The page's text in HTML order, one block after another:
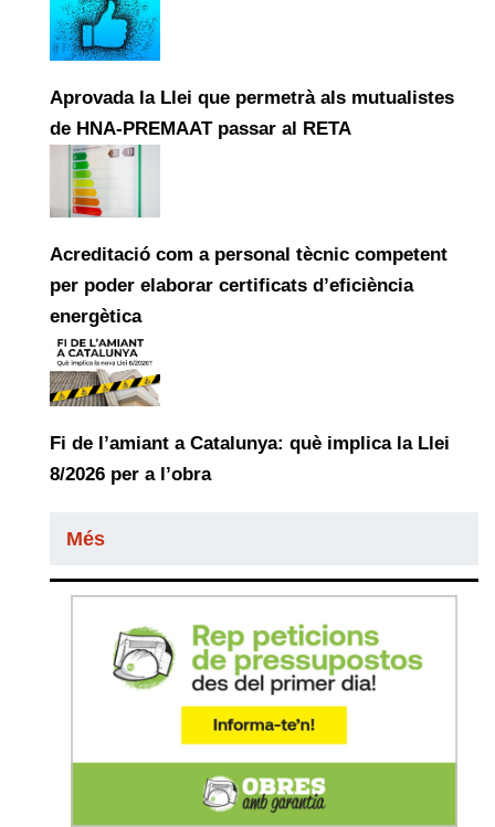
Aprovada la Llei que permetrà als mutualistes
de HNA-PREMAAT passar al RETA
Acreditació com a personal tècnic competent
per poder elaborar certificats d’eficiència
energètica
Fi de l’amiant a Catalunya: què implica la Llei
8/2026 per a l’obra
Més